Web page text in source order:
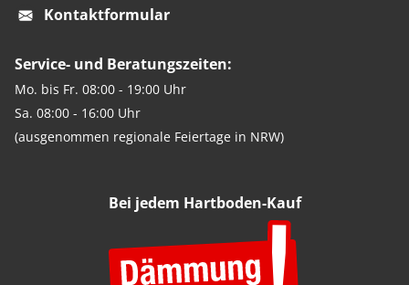
Kontaktformular
Service- und Beratungszeiten:
Mo. bis Fr. 08:00 - 19:00 Uhr
Sa. 08:00 - 16:00 Uhr
(ausgenommen regionale Feiertage in NRW)
Bei jedem Hartboden-Kauf